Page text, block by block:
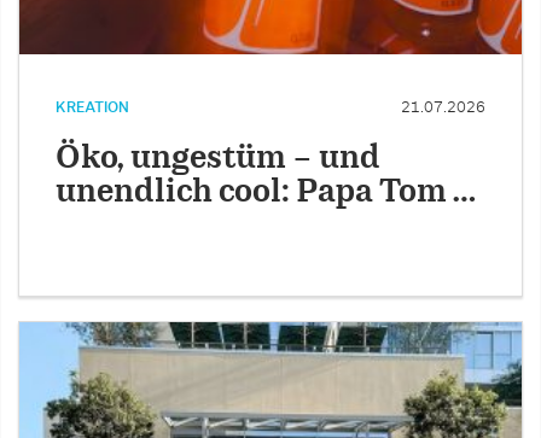
KREATION 21.07.2026
Öko, ungestüm – und
unendlich cool: Papa Tom …